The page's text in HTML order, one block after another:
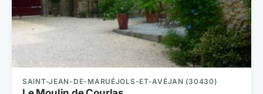
SAINT-JEAN-DE-MARUÉJOLS-ET-AVÉJAN (30430)